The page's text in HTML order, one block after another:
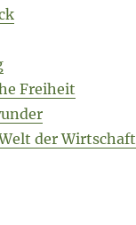
Freiheit
der Wirtschaft